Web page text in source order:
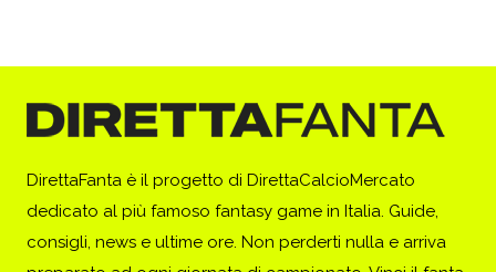
DirettaFanta è il progetto di DirettaCalcioMercato
dedicato al più famoso fantasy game in Italia. Guide,
consigli, news e ultime ore. Non perderti nulla e arriva